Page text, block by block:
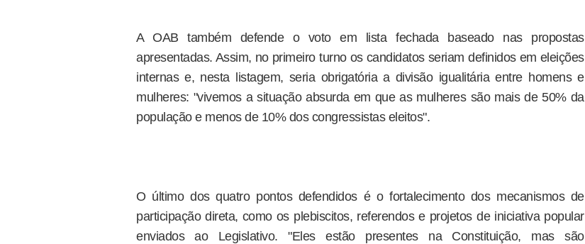
A OAB também defende o voto em lista fechada baseado nas propostas
apresentadas. Assim, no primeiro turno os candidatos seriam definidos em eleições
internas e, nesta listagem, seria obrigatória a divisão igualitária entre homens e
mulheres: "vivemos a situação absurda em que as mulheres são mais de 50% da
população e menos de 10% dos congressistas eleitos".
O último dos quatro pontos defendidos é o fortalecimento dos mecanismos de
participação direta, como os plebiscitos, referendos e projetos de iniciativa popular
enviados ao Legislativo. "Eles estão presentes na Constituição, mas são